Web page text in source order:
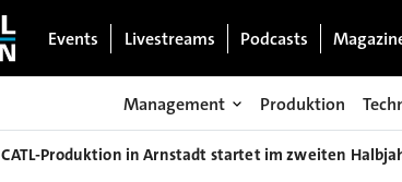
Events Livestreams Podcasts
Management Produktion
CATL-Produktion in Arnstadt startet im zweiten